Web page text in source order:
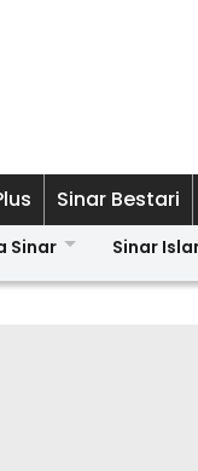
Sinar Bestari
Sinar Sinar